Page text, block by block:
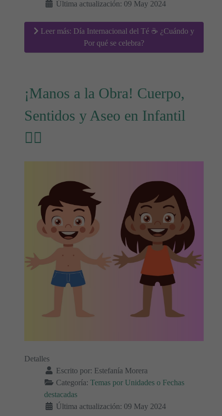
Última actualización: 09 May 2024
Leer más: Día Internacional del Té ☕ ¿Cuándo y
Por qué se celebra?
¡Manos a la Obra! Cuerpo,
Sentidos y Aseo en Infantil
🖐🏻
Detalles
Escrito por: Estefanía Morera
Categoría: Temas por Unidades o Fechas
destacadas
Última actualización: 09 May 2024